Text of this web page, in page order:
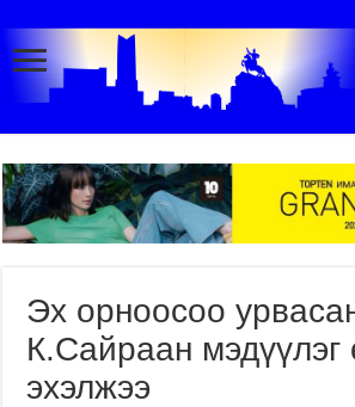
Эх орноосоо
К.Сайраан мэдүүлэг
эхэлжээ